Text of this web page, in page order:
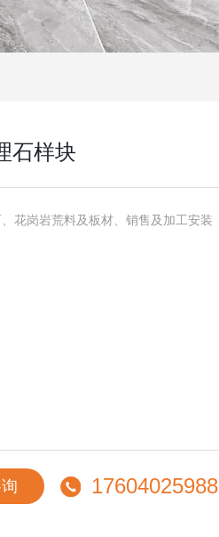
石样块
花岗岩荒料及板材、销售及加工安装
17604025988